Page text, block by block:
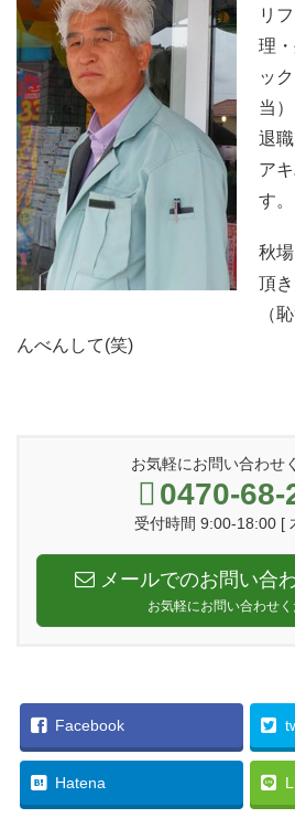
リ
理
ッ
当）
退
ア
す。
秋
頂
（
んべんして(笑)
お気軽にお問い合わせ
0470-68-
受付時間 9:00-18:00 [
メールでのお問い合
お気軽にお問い合わせく
Facebook
Hatena